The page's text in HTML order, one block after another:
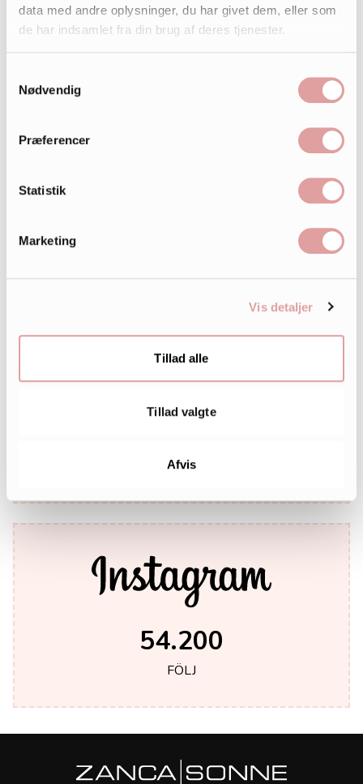
data med andre oplysninger, du har givet dem, eller som
de har indsamlet fra din brug af deres tjenester.
Nødvendig
Præferencer
Statistik
Marketing
Vis detaljer
Tillad alle
Tillad valgte
Afvis
LIKES
54.200
FÖLJ